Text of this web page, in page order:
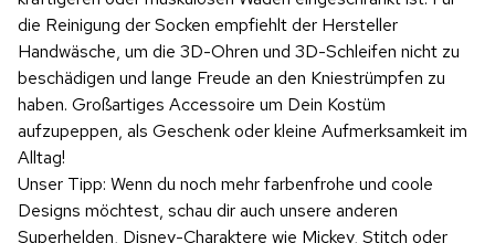
die Reinigung der Socken empfiehlt der Hersteller
Handwäsche, um die 3D-Ohren und 3D-Schleifen nicht zu
beschädigen und lange Freude an den Kniestrümpfen zu
haben. Großartiges Accessoire um Dein Kostüm
aufzupeppen, als Geschenk oder kleine Aufmerksamkeit im
Alltag!
Unser Tipp: Wenn du noch mehr farbenfrohe und coole
Designs möchtest, schau dir auch unsere anderen
Superhelden, Disney-Charaktere wie Mickey, Stitch oder